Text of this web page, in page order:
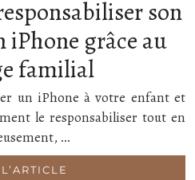
son
iPhone grâce au
familial
un iPhone à votre enfant et
le responsabiliser tout en
…